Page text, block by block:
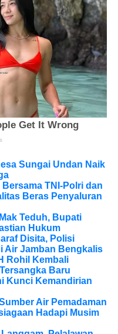
Sungai Undan Naik
TNI-Polri dan
Beras Penyaluran
Teduh, Bupati
Hukum
Disita, Polisi
Air Jamban Bengkalis
Rohil Kembali
Baru
Kunci Kemandirian
Air Pemadaman
Hadapi Musim